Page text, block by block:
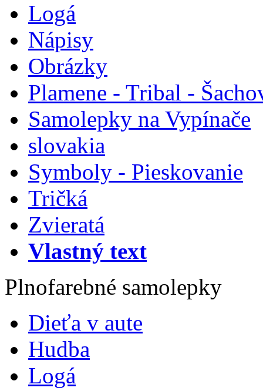
Logá
Nápisy
Obrázky
Plamene - Tribal -
Samolepky na Vypínače
slovakia
Symboly - Pieskovanie
Tričká
Zvieratá
Vlastný text
Plnofarebné samolepky
Dieťa v aute
Hudba
Logá